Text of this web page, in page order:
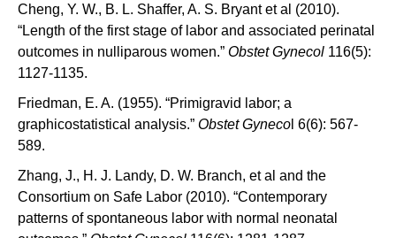
Cheng, Y. W., B. L. Shaffer, A. S. Bryant et al (2010).
“Length of the first stage of labor and associated perinatal
outcomes in nulliparous women.” Obstet Gynecol 116(5):
1127-1135.
Friedman, E. A. (1955). “Primigravid labor; a
graphicostatistical analysis.” Obstet Gyneco l 6(6): 567-
589.
Zhang, J., H. J. Landy, D. W. Branch, et al and the
Consortium on Safe Labor (2010). “Contemporary
patterns of spontaneous labor with normal neonatal